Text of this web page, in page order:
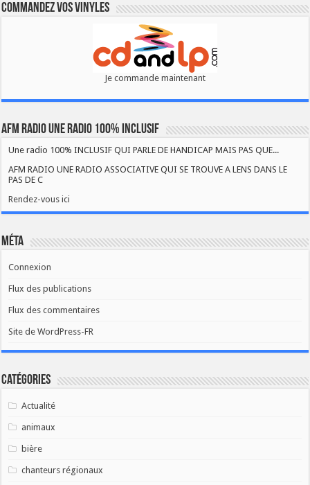
Commandez vos vinyles
Je commande maintenant
AFM RADIO UNE RADIO 100% INCLUSIF
Une radio 100% INCLUSIF QUI PARLE DE HANDICAP MAIS PAS QUE...
AFM RADIO UNE RADIO ASSOCIATIVE QUI SE TROUVE A LENS DANS LE
PAS DE C
Rendez-vous ici
Méta
Connexion
Flux des publications
Flux des commentaires
Site de WordPress-FR
Catégories
Actualité
animaux
bière
chanteurs régionaux